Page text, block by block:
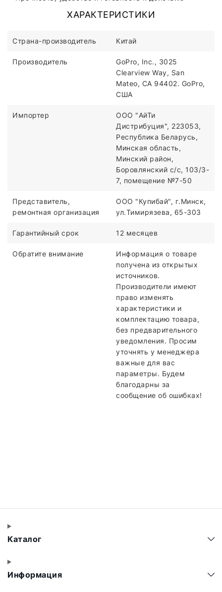
ХАРАКТЕРИСТИКИ
Страна-производитель Китай
Производитель
GoPro, Inc., 3025
Clearview Way, San
Mateo, CA 94402. GoPro,
США
Импортер
ООО "АйТи
Дистрибуция", 223053,
Республика Беларусь,
Минская область,
Минский район,
Боровлянский с/с, 103/3-
7, помещение №7-50
Представитель,
ремонтная организация
ООО "Купибай", г.Минск,
ул.Тимирязева, 65-303
Гарантийный срок 12 месяцев
Обратите внимание
Информация о товаре
получена из открытых
источников.
Производители имеют
право изменять
характеристики и
комплектацию товара,
без предварительного
уведомления. Просим
уточнять у менеджера
важные для вас
параметры. Будем
благодарны за
сообщение об ошибках!
Каталог
Информация